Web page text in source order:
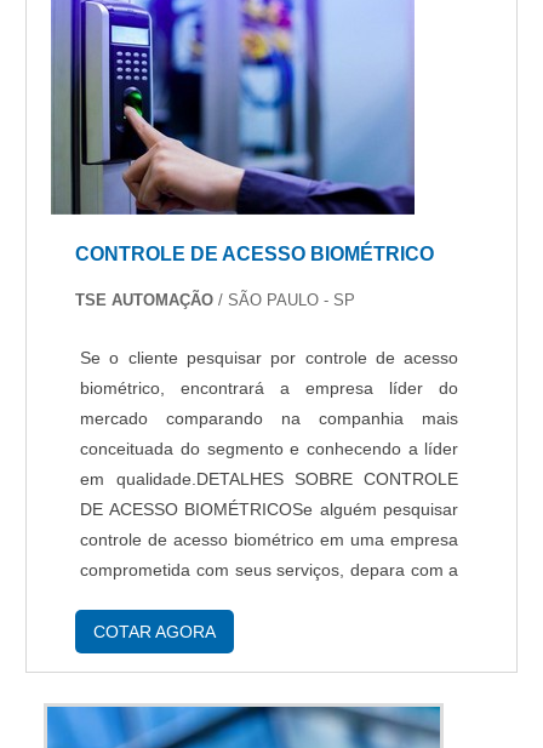
CONTROLE DE ACESSO BIOMÉTRICO
TSE AUTOMAÇÃO/ SÃO PAULO - SP
Se o cliente pesquisar por controle de acesso
biométrico, encontrará a empresa líder do
mercado comparando na companhia mais
conceituada do segmento e conhecendo a líder
em qualidade.DETALHES SOBRE CONTROLE
DE ACESSO BIOMÉTRICOSe alguém pesquisar
controle de acesso biométrico em uma empresa
comprometida com seus serviços, depara com a
serviço de manutenção de catraca de acesso e
COTAR AGORA